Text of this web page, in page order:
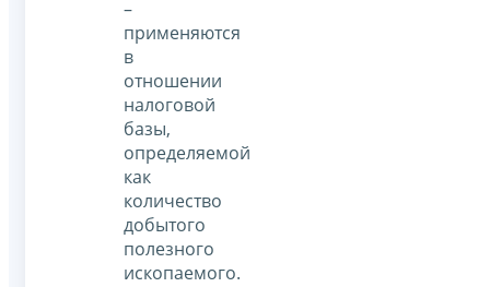
–
применяются
в
отношении
налоговой
базы,
определяемой
как
количество
добытого
полезного
ископаемого.